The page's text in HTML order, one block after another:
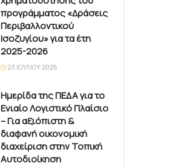
προγράμματος «Δράσεις
Περιβαλλοντικού
Ισοζυγίου» για τα έτη
2025-2026
23 ΙΟΥΛΊΟΥ 2025
Ημερίδα της ΠΕΔΑ για το
Ενιαίο Λογιστικό Πλαίσιο
– Για αξιόπιστη &
διαφανή οικονομική
διαχείριση στην Τοπική
Αυτοδιοίκηση